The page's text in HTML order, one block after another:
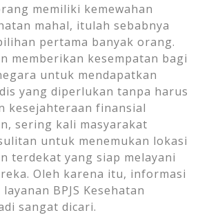
memiliki kemewahan
mahal, itulah sebabnya
pertama banyak orang.
memberikan kesempatan bagi
untuk mendapatkan
yang diperlukan tanpa harus
kesejahteraan finansial
sering kali masyarakat
untuk menemukan lokasi
terdekat yang siap melayani
Oleh karena itu, informasi
BPJS Kesehatan
sangat dicari.